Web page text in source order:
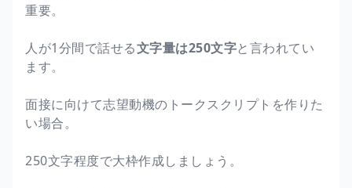
重要。
人が1分間で話せる文字量は250文字と言われてい
ます。
面接に向けて志望動機のトークスクリプトを作りた
い場合。
250文字程度で大枠作成しましょう。